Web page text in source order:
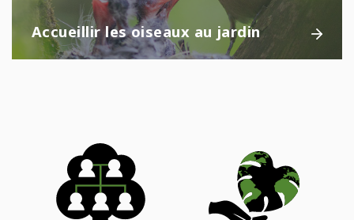
Accueillir les oiseaux au jardin